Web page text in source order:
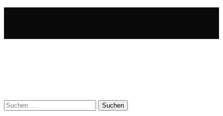
Suchen
nach: